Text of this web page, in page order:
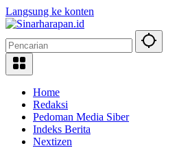
Langsung ke konten
Home
Redaksi
Pedoman Media Siber
Indeks Berita
Nextizen